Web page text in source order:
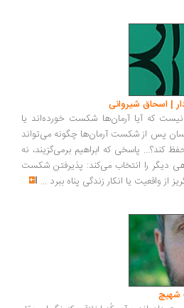
شیروانی
آرمان‌ها شکست خورده‌اند یا
شکست آرمان‌ها چگونه می‌تواند
پاسخی که ابراهیم برمی‌گزیند، نه
را انتخاب می‌کند: پذیرفتن شکست
یا انکار زندگی پناه ببرد...